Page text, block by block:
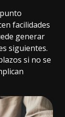
facilidades
generar
siguientes.
si no se